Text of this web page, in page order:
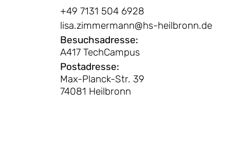
+49 7131 504 6928
lisa.zimmermann@hs-heilbronn.de
Besuchsadresse:
A417 TechCampus
Postadresse:
Max-Planck-Str. 39
74081 Heilbronn